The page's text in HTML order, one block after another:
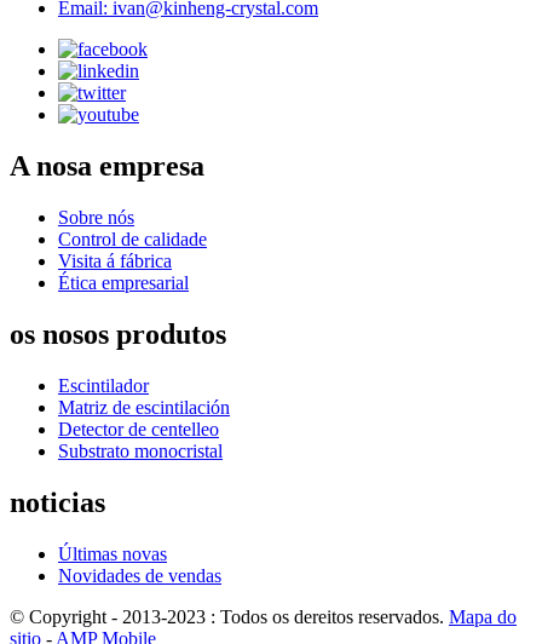
Email: ivan@kinheng-crystal.com
A nosa empresa
Sobre nós
Control de calidade
Visita á fábrica
Ética empresarial
os nosos produtos
Escintilador
Matriz de escintilación
Detector de centelleo
Substrato monocristal
noticias
Últimas novas
Novidades de vendas
© Copyright - 2013-2023 : Todos os dereitos reservados. Mapa do
sitio - AMP Mobile